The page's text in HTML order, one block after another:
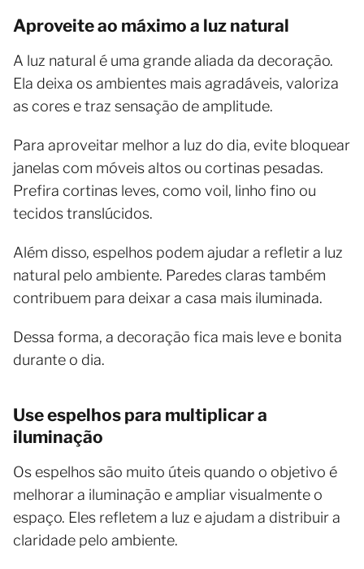
Aproveite ao máximo a luz natural
A luz natural é uma grande aliada da decoração.
Ela deixa os ambientes mais agradáveis, valoriza
as cores e traz sensação de amplitude.
Para aproveitar melhor a luz do dia, evite bloquear
janelas com móveis altos ou cortinas pesadas.
Prefira cortinas leves, como voil, linho fino ou
tecidos translúcidos.
Além disso, espelhos podem ajudar a refletir a luz
natural pelo ambiente. Paredes claras também
contribuem para deixar a casa mais iluminada.
Dessa forma, a decoração fica mais leve e bonita
durante o dia.
Use espelhos para multiplicar a
iluminação
Os espelhos são muito úteis quando o objetivo é
melhorar a iluminação e ampliar visualmente o
espaço. Eles refletem a luz e ajudam a distribuir a
claridade pelo ambiente.